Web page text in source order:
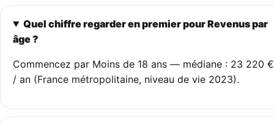
Quel chiffre regarder en premier pour Revenus par
âge ?
Commencez par Moins de 18 ans — médiane : 23 220 €
/ an (France métropolitaine, niveau de vie 2023).